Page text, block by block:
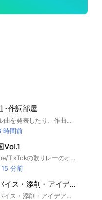
･作詞部屋
学生がオリジナル曲を発表したり、作曲したり、作詞したりするところです 作詞、作曲、編曲できる人 今から始めてみたいと思ってる人 などなど 歓迎します！ 【ルール】 ・初期アイコンはなるべく控えてください ・荒らし等は絶対にやめてください ・オプチャ内での作編曲、作詞依頼は禁止です。
時間前
Vol.1
【公式】 YouTube/TikTokの歌リレーのオプチャです👑 優里ちゃんねる出演‼️ 創設者 はるよよ スピナ 歌のテスト
15 分前
イラストアドバイス・添削・アイデア🎨
イラストのアドバイス・添削・アイデアなど様々なことを聞き合い、高め合うオプチャです。※迷惑行為はやめましょう